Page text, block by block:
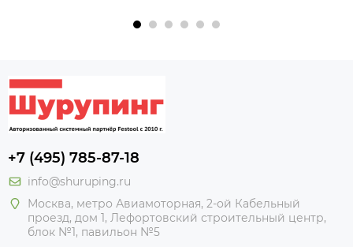
+7 (495) 785-87-18
info@shuruping.ru
Москва, метро Авиамоторная, 2-ой Кабельный
проезд, дом 1, Лефортовский строительный центр,
блок №1, павильон №5